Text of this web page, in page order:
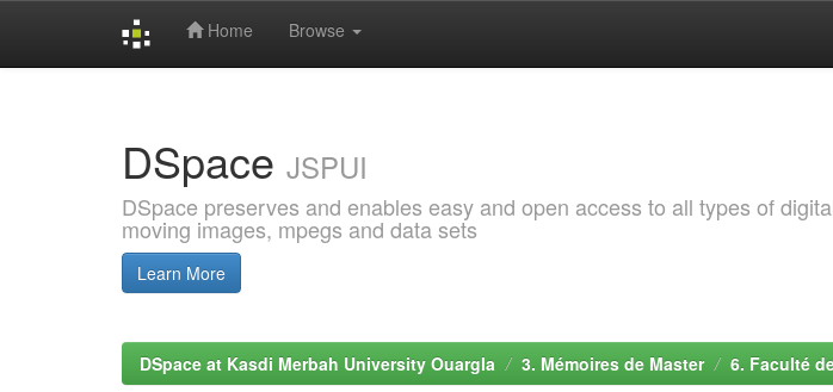
Home Browse
DSpace JSPUI
DSpace preserves and enables easy and open access to all types of
moving images, mpegs and data sets
Learn More
DSpace at Kasdi Merbah University Ouargla 3. Mémoires de Master 6. Faculté